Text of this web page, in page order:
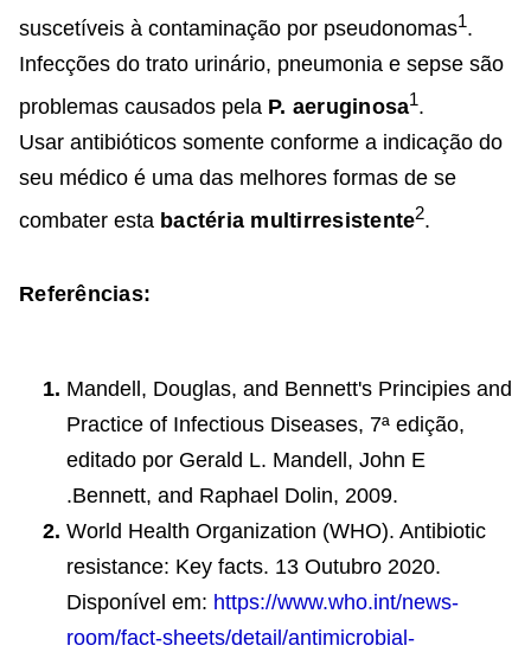
suscetíveis à contaminação por pseudonomas1.
Infecções do trato urinário, pneumonia e sepse são
problemas causados pela P. aeruginosa1.
Usar antibióticos somente conforme a indicação do
seu médico é uma das melhores formas de se
combater esta bactéria multirresistente2.
Referências:
Mandell, Douglas, and Bennett's Principies and
Practice of Infectious Diseases, 7ª edição,
editado por Gerald L. Mandell, John E
.Bennett, and Raphael Dolin, 2009.
World Health Organization (WHO). Antibiotic
resistance: Key facts. 13 Outubro 2020.
Disponível em: https://www.who.int/news-
room/fact-sheets/detail/antimicrobial-